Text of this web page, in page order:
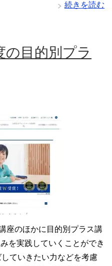
続きを読む
の目的別プラ
座のほかに目的別プラス講
を実践していくことができ
ていきたい力などを考慮